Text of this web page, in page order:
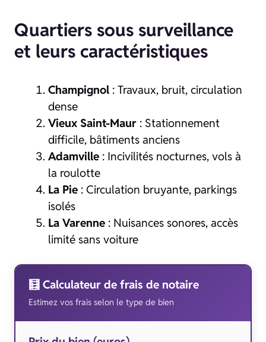
Quartiers sous surveillance
et leurs caractéristiques
Champignol : Travaux, bruit, circulation
dense
Vieux Saint-Maur : Stationnement
difficile, bâtiments anciens
Adamville : Incivilités nocturnes, vols à
la roulotte
La Pie : Circulation bruyante, parkings
isolés
La Varenne : Nuisances sonores, accès
limité sans voiture
🧮 Calculateur de frais de notaire
Estimez vos frais selon le type de bien